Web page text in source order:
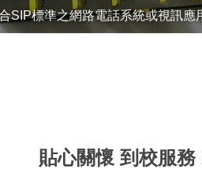
標準之網路電話系統或視訊應
貼心關懷 到校服